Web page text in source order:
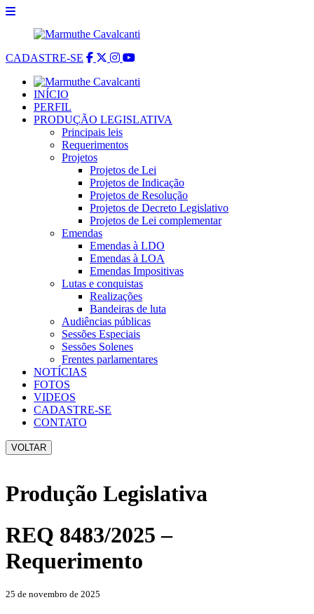
CADASTRE-SE
INÍCIO
PERFIL
PRODUÇÃO LEGISLATIVA
Principais leis
Requerimentos
Projetos
Projetos de Lei
Projetos de Indicação
Projetos de Resolução
Projetos de Decreto Legislativo
Projetos de Lei complementar
Emendas
Emendas à LDO
Emendas à LOA
Emendas Impositivas
Lutas e conquistas
Realizações
Bandeiras de luta
Audiências públicas
Sessões Especiais
Sessões Solenes
Frentes parlamentares
NOTÍCIAS
FOTOS
VIDEOS
CADASTRE-SE
CONTATO
VOLTAR
Produção Legislativa
REQ 8483/2025 –
Requerimento
25 de novembro de 2025